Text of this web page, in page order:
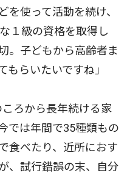
を使って活動を続け、
１級の資格を取得し
。子どもから高齢者ま
もらいたいですね」
ろから長年続ける家
では年間で35種類もの
食べたり、近所におす
、試行錯誤の末、自分